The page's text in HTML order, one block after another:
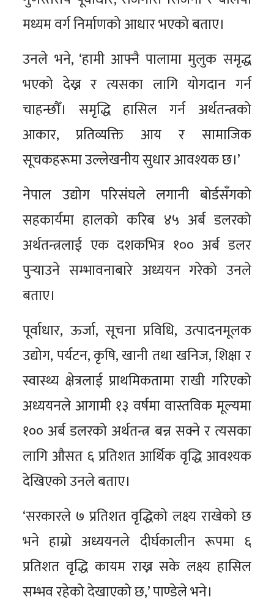
मध्यम वर्ग निर्माणको आधार भएको बताए।
उनले भने, ‘हामी आफ्नै पालामा मुलुक समृद्ध
भएको देख्न र त्यसका लागि योगदान गर्न
चाहन्छौँ। समृद्धि हासिल गर्न अर्थतन्त्रको
आकार, प्रतिव्यक्ति आय र सामाजिक
सूचकहरूमा उल्लेखनीय सुधार आवश्यक छ।’
नेपाल उद्योग परिसंघले लगानी बोर्डसँगको
सहकार्यमा हालको करिब ४५ अर्ब डलरको
अर्थतन्त्रलाई एक दशकभित्र १०० अर्ब डलर
पुर्‍याउने सम्भावनाबारे अध्ययन गरेको उनले
बताए।
पूर्वाधार, ऊर्जा, सूचना प्रविधि, उत्पादनमूलक
उद्योग, पर्यटन, कृषि, खानी तथा खनिज, शिक्षा र
स्वास्थ्य क्षेत्रलाई प्राथमिकतामा राखी गरिएको
अध्ययनले आगामी १३ वर्षमा वास्तविक मूल्यमा
१०० अर्ब डलरको अर्थतन्त्र बन्न सक्ने र त्यसका
लागि औसत ६ प्रतिशत आर्थिक वृद्धि आवश्यक
देखिएको उनले बताए।
‘सरकारले ७ प्रतिशत वृद्धिको लक्ष्य राखेको छ
भने हाम्रो अध्ययनले दीर्घकालीन रूपमा ६
प्रतिशत वृद्धि कायम राख्न सके लक्ष्य हासिल
सम्भव रहेको देखाएको छ,’ पाण्डेले भने।